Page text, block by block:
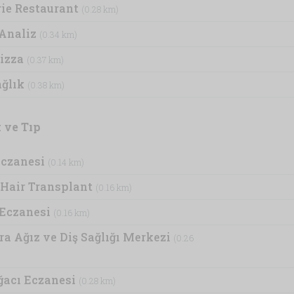
Restaurant (0.28 km)
(0.34 km)
(0.37 km)
(0.38 km)
ve Tıp
(0.14 km)
Hair Transplant (0.16 km)
(0.16 km)
Ağız ve Diş Sağlığı Merkezi (0.26
Eczanesi (0.28 km)